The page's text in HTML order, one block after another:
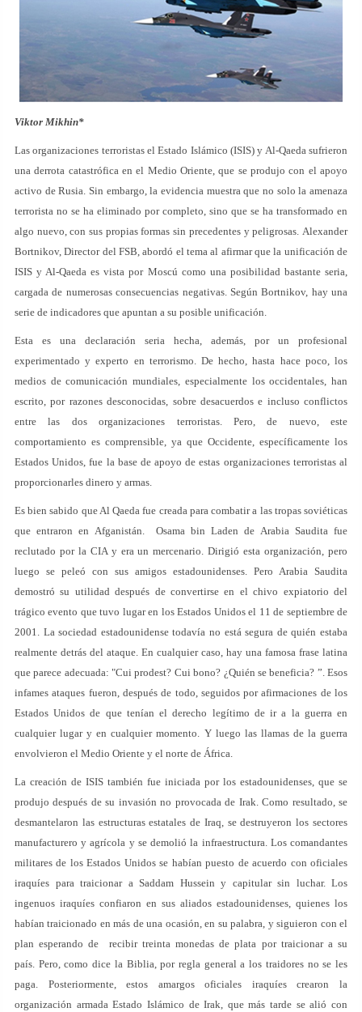
Viktor Mikhin*
Las organizaciones terroristas el Estado Islámico (ISIS) y Al-Qaeda sufrieron
una derrota catastrófica en el Medio Oriente, que se produjo con el apoyo
activo de Rusia. Sin embargo, la evidencia muestra que no solo la amenaza
terrorista no se ha eliminado por completo, sino que se ha transformado en
algo nuevo, con sus propias formas sin precedentes y peligrosas. Alexander
Bortnikov, Director del FSB, abordó el tema al afirmar que la unificación de
ISIS y Al-Qaeda es vista por Moscú como una posibilidad bastante seria,
cargada de numerosas consecuencias negativas. Según Bortnikov, hay una
serie de indicadores que apuntan a su posible unificación.
Esta es una declaración seria hecha, además, por un profesional
experimentado y experto en terrorismo. De hecho, hasta hace poco, los
medios de comunicación mundiales, especialmente los occidentales, han
escrito, por razones desconocidas, sobre desacuerdos e incluso conflictos
entre las dos organizaciones terroristas. Pero, de nuevo, este
comportamiento es comprensible, ya que Occidente, específicamente los
Estados Unidos, fue la base de apoyo de estas organizaciones terroristas al
proporcionarles dinero y armas.
Es bien sabido que Al Qaeda fue creada para combatir a las tropas soviéticas
que entraron en Afganistán. Osama bin Laden de Arabia Saudita fue
reclutado por la CIA y era un mercenario. Dirigió esta organización, pero
luego se peleó con sus amigos estadounidenses. Pero Arabia Saudita
demostró su utilidad después de convertirse en el chivo expiatorio del
trágico evento que tuvo lugar en los Estados Unidos el 11 de septiembre de
2001. La sociedad estadounidense todavía no está segura de quién estaba
realmente detrás del ataque. En cualquier caso, hay una famosa frase latina
que parece adecuada: "Cui prodest? Cui bono? ¿Quién se beneficia? ”. Esos
infames ataques fueron, después de todo, seguidos por afirmaciones de los
Estados Unidos de que tenían el derecho legítimo de ir a la guerra en
cualquier lugar y en cualquier momento. Y luego las llamas de la guerra
envolvieron el Medio Oriente y el norte de África.
La creación de ISIS también fue iniciada por los estadounidenses, que se
produjo después de su invasión no provocada de Irak. Como resultado, se
desmantelaron las estructuras estatales de Iraq, se destruyeron los sectores
manufacturero y agrícola y se demolió la infraestructura. Los comandantes
militares de los Estados Unidos se habían puesto de acuerdo con oficiales
iraquíes para traicionar a Saddam Hussein y capitular sin luchar. Los
ingenuos iraquíes confiaron en sus aliados estadounidenses, quienes los
habían traicionado en más de una ocasión, en su palabra, y siguieron con el
plan esperando de recibir treinta monedas de plata por traicionar a su
país. Pero, como dice la Biblia, por regla general a los traidores no se les
paga. Posteriormente, estos amargos oficiales iraquíes crearon la
organización armada Estado Islámico de Irak, que más tarde se alió con